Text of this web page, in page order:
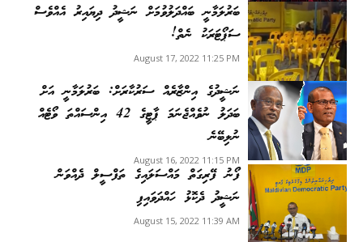
ބަރުލަމާނީ ބައްދަލުވުމަށް ނަޝީދު ދިޔައިރު އެއްވެސް
ސަޕޯޓަރަކު ނެތް!
August 17, 2022 11:25 PM
ނަޝީދުގެ އިންޒާރެއް ސަރުކާރަށް: ބަރުލަމާނީ އަށް
ބަދަލު ނުވެއްޖެނަމަ ޕާޓީގެ 42 އިންސައްތަ ވޯޓެއް
ނުލިބޭނެ
August 16, 2022 11:15 PM
ފޯނު ފޭރިގަތް މައްސަލައިގެ ތަފްސީލް ދެއްވަން
ނަޝީދު ދެކޮޅު ހައްދަވައިފި
August 15, 2022 11:39 AM